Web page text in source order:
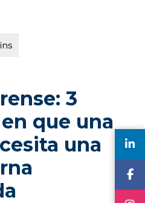
3
que una
una